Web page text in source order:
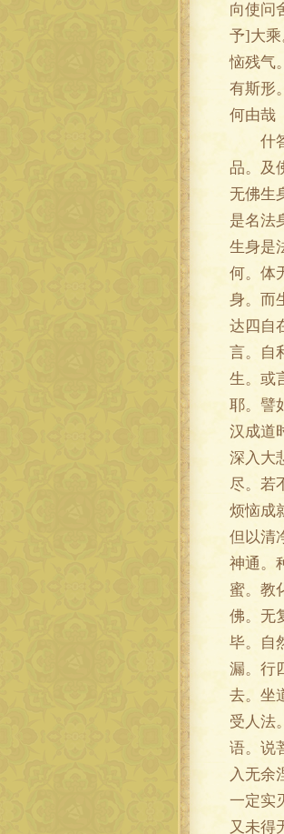
向使问
予]大乘
恼残气
有斯形
何由哉
什答
品。及
无佛生
是名法
生身是
何。体
身。而
达四自
言。自
生。或
耶。譬
汉成道
深入大
尽。若
烦恼成
但以清
神通。
蜜。教
佛。无
毕。自
漏。行
去。坐
受人法
语。说
入无余
一定实
又未得